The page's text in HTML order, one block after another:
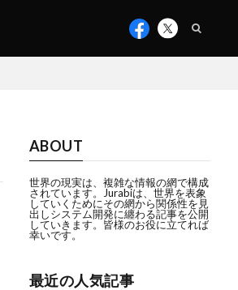
ABOUT
世界の現実は、複雑な情報の網で構成
されています。Jurabiは、世界を表象
していくためにその網から関係性を見
出しシステム開発に纏わる記事を公開
していきます。皆様のお役に立てれば
幸いです。
最近の人気記事